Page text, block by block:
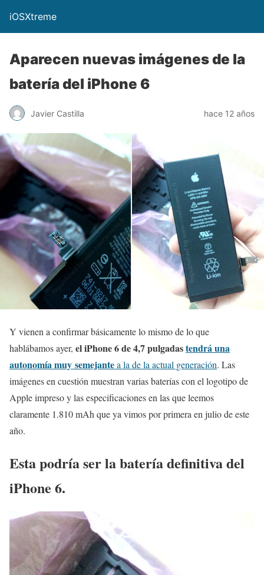
iOSXtreme
Aparecen nuevas imágenes de la
batería del iPhone 6
Javier Castilla hace 12 años
Y vienen a confirmar básicamente lo mismo de lo que
hablábamos ayer, el iPhone 6 de 4,7 pulgadastendrá una
autonomía muy semejantea la de la actual generación. Las
imágenes en cuestión muestran varias baterías con el logotipo de
Apple impreso y las especificaciones en las que leemos
claramente 1.810 mAh que ya vimos por primera en julio de este
año.
Esta podría ser la batería definitiva del
iPhone 6.